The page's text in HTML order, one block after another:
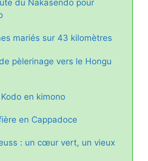
du Nakasendō pour
mariés sur 43 kilomètres
pèlerinage vers le Hongu
en kimono
en Cappadoce
: un cœur vert, un vieux